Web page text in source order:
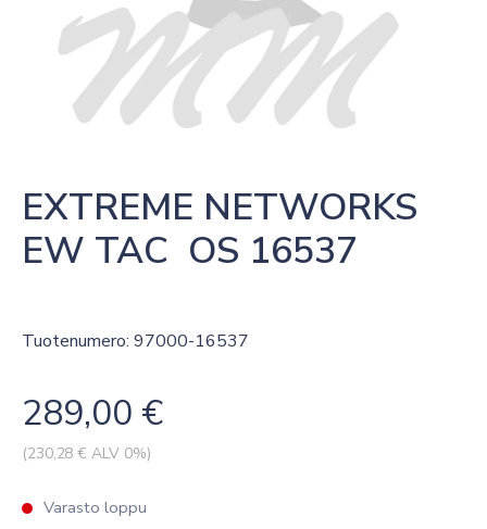
EXTREME NETWORKS
EW TAC  OS 16537
Tuotenumero: 97000-16537
289,00 €
(230,28 € ALV 0%)
Varasto loppu